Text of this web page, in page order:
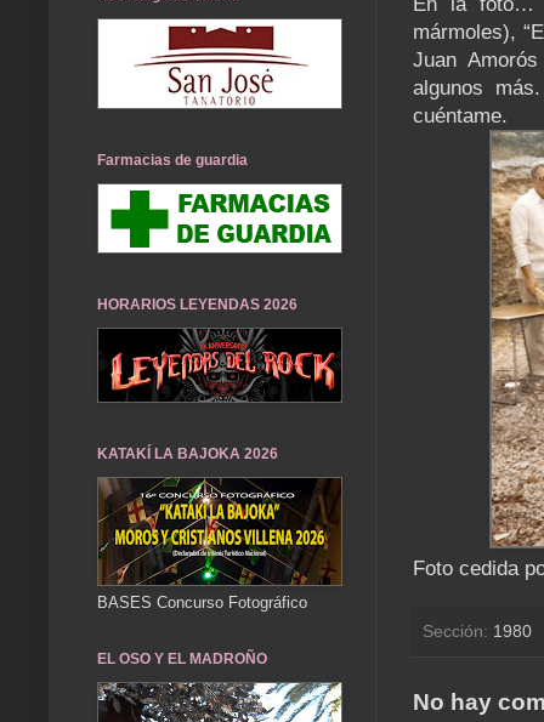
En la foto…
mármoles),
Juan
algunos
cuéntame.
Foto cedida
Sección: 1980
No hay
Farmacias de guardia
HORARIOS LEYENDAS 2026
KATAKÍ LA BAJOKA 2026
BASES Concurso Fotográfico
EL OSO Y EL MADROÑO